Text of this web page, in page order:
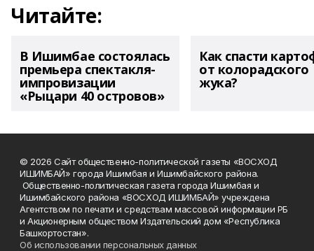
Читайте:
В Ишимбае состоялась
премьера спектакля-
импровизации
«Рыцари 40 островов»
Как спасти
от колорадского
жука?
© 2026 Сайт общественно-политической газеты «ВОСХОД
ИШИМБАЙ» города Ишимбая и Ишимбайского района.
Общественно-политическая газета города Ишимбая и
Ишимбайского района «ВОСХОД ИШИМБАЙ» учреждена
Агентством по печати и средствам массовой информации РБ
и Акционерным обществом Издательский дом «Республика
Башкортостан».
Об использовании персональных данных